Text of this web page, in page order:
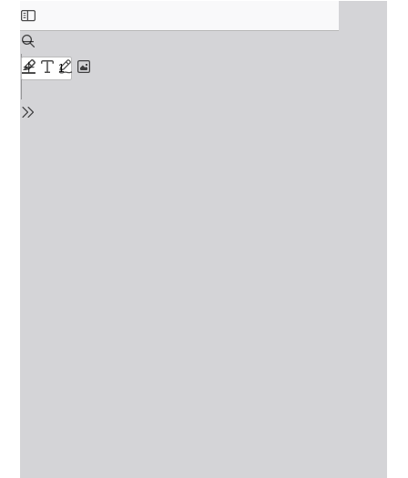
Skip
to
PDF
content